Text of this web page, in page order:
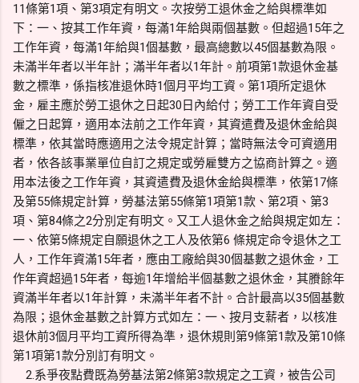
11條第1項、第3項定有明文。次按勞工退休金之給與標準如
下：一、按其工作年資，每滿1年給與兩個基數。但超過15年之
工作年資，每滿1年給與1個基數，最高總數以45個基數為限。
未滿半年者以半年計；滿半年者以1年計。前項第1款退休金基
數之標準，係指核准退休時1個月平均工資。第1項所定退休
金，雇主應於勞工退休之日起30日內給付；勞工工作年資自受
僱之日起算，適用本法前之工作年資，其資遣費及退休金給與
標準，依其當時應適用之法令規定計算；當時無法令可資適用
者，依各該事業單位自訂之規定或勞雇雙方之協商計算之。適
用本法後之工作年資，其資遣費及退休金給與標準，依第17條
及第55條規定計算，勞基法第55條第1項第1款、第2項、第3
項、第84條之2分別定有明文。又工人退休金之給與規定如左：
一、依第5條規定自願退休之工人及依第6 條規定命令退休之工
人，工作年資滿15年者，應由工廠給與30個基數之退休金，工
作年資超過15年者，每逾1年增給半個基數之退休金，其賸餘年
資滿半年者以1年計算，未滿半年者不計。合計最高以35個基數
為限；退休金基數之計算方式如左：一、按月支薪者，以核准
退休前3個月平均工資所得為準，退休規則第9條第1款及第10條
第1項第1款分別訂有明文。
2.系爭夜點費既為勞基法第2條第3款規定之工資，被告公司